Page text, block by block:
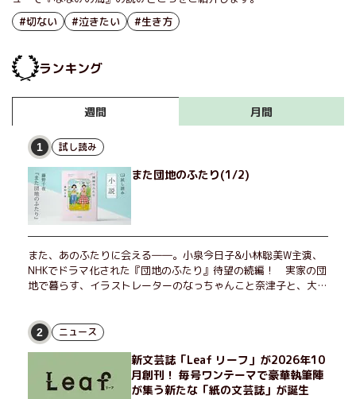
#切ない
#泣きたい #生き方
ランキング
週間 月間
1 試し読み
また団地のふたり(1/2)
また、あのふたりに会える――。小泉今日子&小林聡美W主演、
NHKでドラマ化された『団地のふたり』待望の続編！ 実家の団
地で暮らす、イラストレーターのなっちゃんこと奈津子と、大学
げたり、部屋でふたりだけの「台湾映画祭」を催したり。50代
独身、幼なじみの変わらぬ友情とささやかな幸せの日々を描く。
2 ニュース
新文芸誌「Leaf リーフ」が2026年10
月創刊！ 毎号ワンテーマで豪華執筆陣
が集う新たな「紙の文芸誌」が誕生